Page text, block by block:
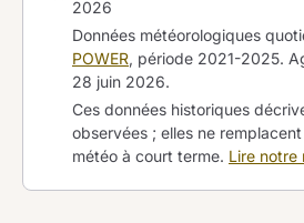
2026
Données météorologiques
POWER, période 2021-2025.
28 juin 2026.
Ces données historiques
observées ; elles ne
météo à court terme. Lire notre